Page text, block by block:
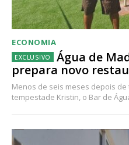
ECONOMIA
Água de
prepara novo
Menos de seis meses depois
tempestade Kristin, o Bar de